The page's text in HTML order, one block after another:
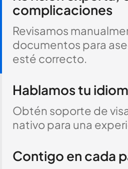
complicaciones
Revisamos
documentos para
esté correcto.
Hablamos tu
Obtén soporte de
nativo para una
Contigo en cada